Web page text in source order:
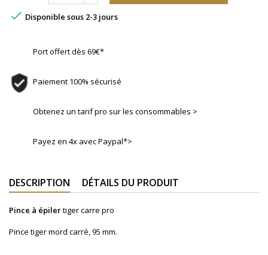
 Disponible sous 2-3 jours
Port offert dès 69€*
Paiement 100% sécurisé
Obtenez un tarif pro sur les consommables >
Payez en 4x avec Paypal*>
DESCRIPTION DÉTAILS DU PRODUIT
Pince à épilertiger carre pro
Pince tiger mord carré, 95 mm.